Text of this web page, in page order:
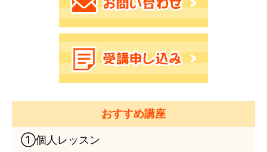
おすすめ講座
①個人レッスン